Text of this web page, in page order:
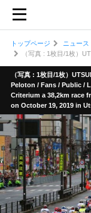
トップページ ニュース
（写真 : 1枚目/1枚）
（写真 : 1枚目/1枚）
Peloton / Fans / Public /
Criterium a 38,2km race
on October 19, 2019 in